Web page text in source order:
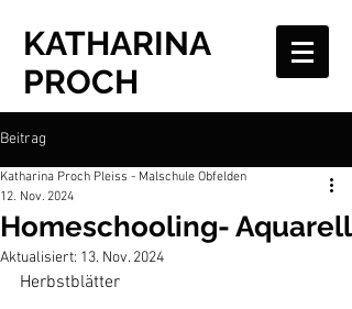
KATHARINA
PROCH
Beitrag
Homeschooling- Aquarell
Katharina Proch Pleiss - Malschule Obfelden
12. Nov. 2024
Aktualisiert: 13. Nov. 2024
Herbstblätter